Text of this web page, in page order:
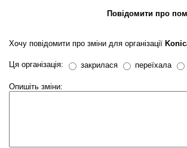
Повідомити про
Хочу повідомити про зміни для організації
Ця організація: закрилася переїхала
Опишіть зміни: